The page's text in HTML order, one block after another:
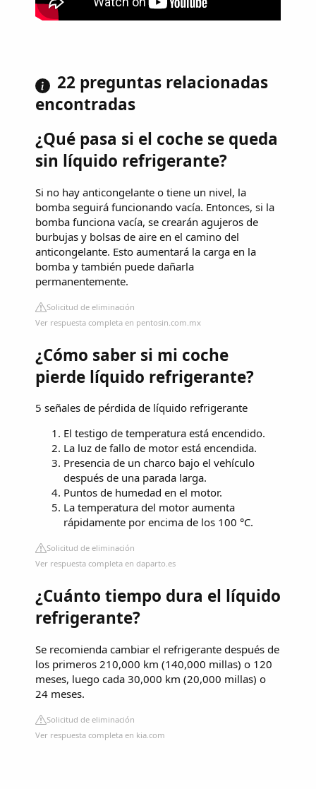
22 preguntas relacionadas
encontradas
¿Qué pasa si el coche se queda
sin líquido refrigerante?
Si no hay anticongelante o tiene un nivel, la
bomba seguirá funcionando vacía. Entonces, si la
bomba funciona vacía, se crearán agujeros de
burbujas y bolsas de aire en el camino del
anticongelante. Esto aumentará la carga en la
bomba y también puede dañarla
permanentemente.
Solicitud de eliminación
Ver respuesta completa en pentosin.com.mx
¿Cómo saber si mi coche
pierde líquido refrigerante?
5 señales de pérdida de líquido refrigerante
El testigo de temperatura está encendido.
La luz de fallo de motor está encendida.
Presencia de un charco bajo el vehículo
después de una parada larga.
Puntos de humedad en el motor.
La temperatura del motor aumenta
rápidamente por encima de los 100 °C.
Solicitud de eliminación
Ver respuesta completa en daparto.es
¿Cuánto tiempo dura el líquido
refrigerante?
Se recomienda cambiar el refrigerante después de
los primeros 210,000 km (140,000 millas) o 120
meses, luego cada 30,000 km (20,000 millas) o
24 meses.
Solicitud de eliminación
Ver respuesta completa en kia.com